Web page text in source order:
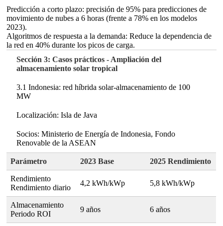
Predicción a corto plazo: precisión de 95% para predicciones de
movimiento de nubes a 6 horas (frente a 78% en los modelos
2023).
Algoritmos de respuesta a la demanda: Reduce la dependencia de
la red en 40% durante los picos de carga.
Sección 3: Casos prácticos - Ampliación del
almacenamiento solar tropical
3.1 Indonesia: red híbrida solar-almacenamiento de 100
MW
Localización: Isla de Java
Socios: Ministerio de Energía de Indonesia, Fondo
Renovable de la ASEAN
Parámetro 2023 Base 2025 Rendimiento
Rendimiento
Rendimiento diario
4,2 kWh/kWp 5,8 kWh/kWp
Almacenamiento
Periodo ROI
9 años 6 años